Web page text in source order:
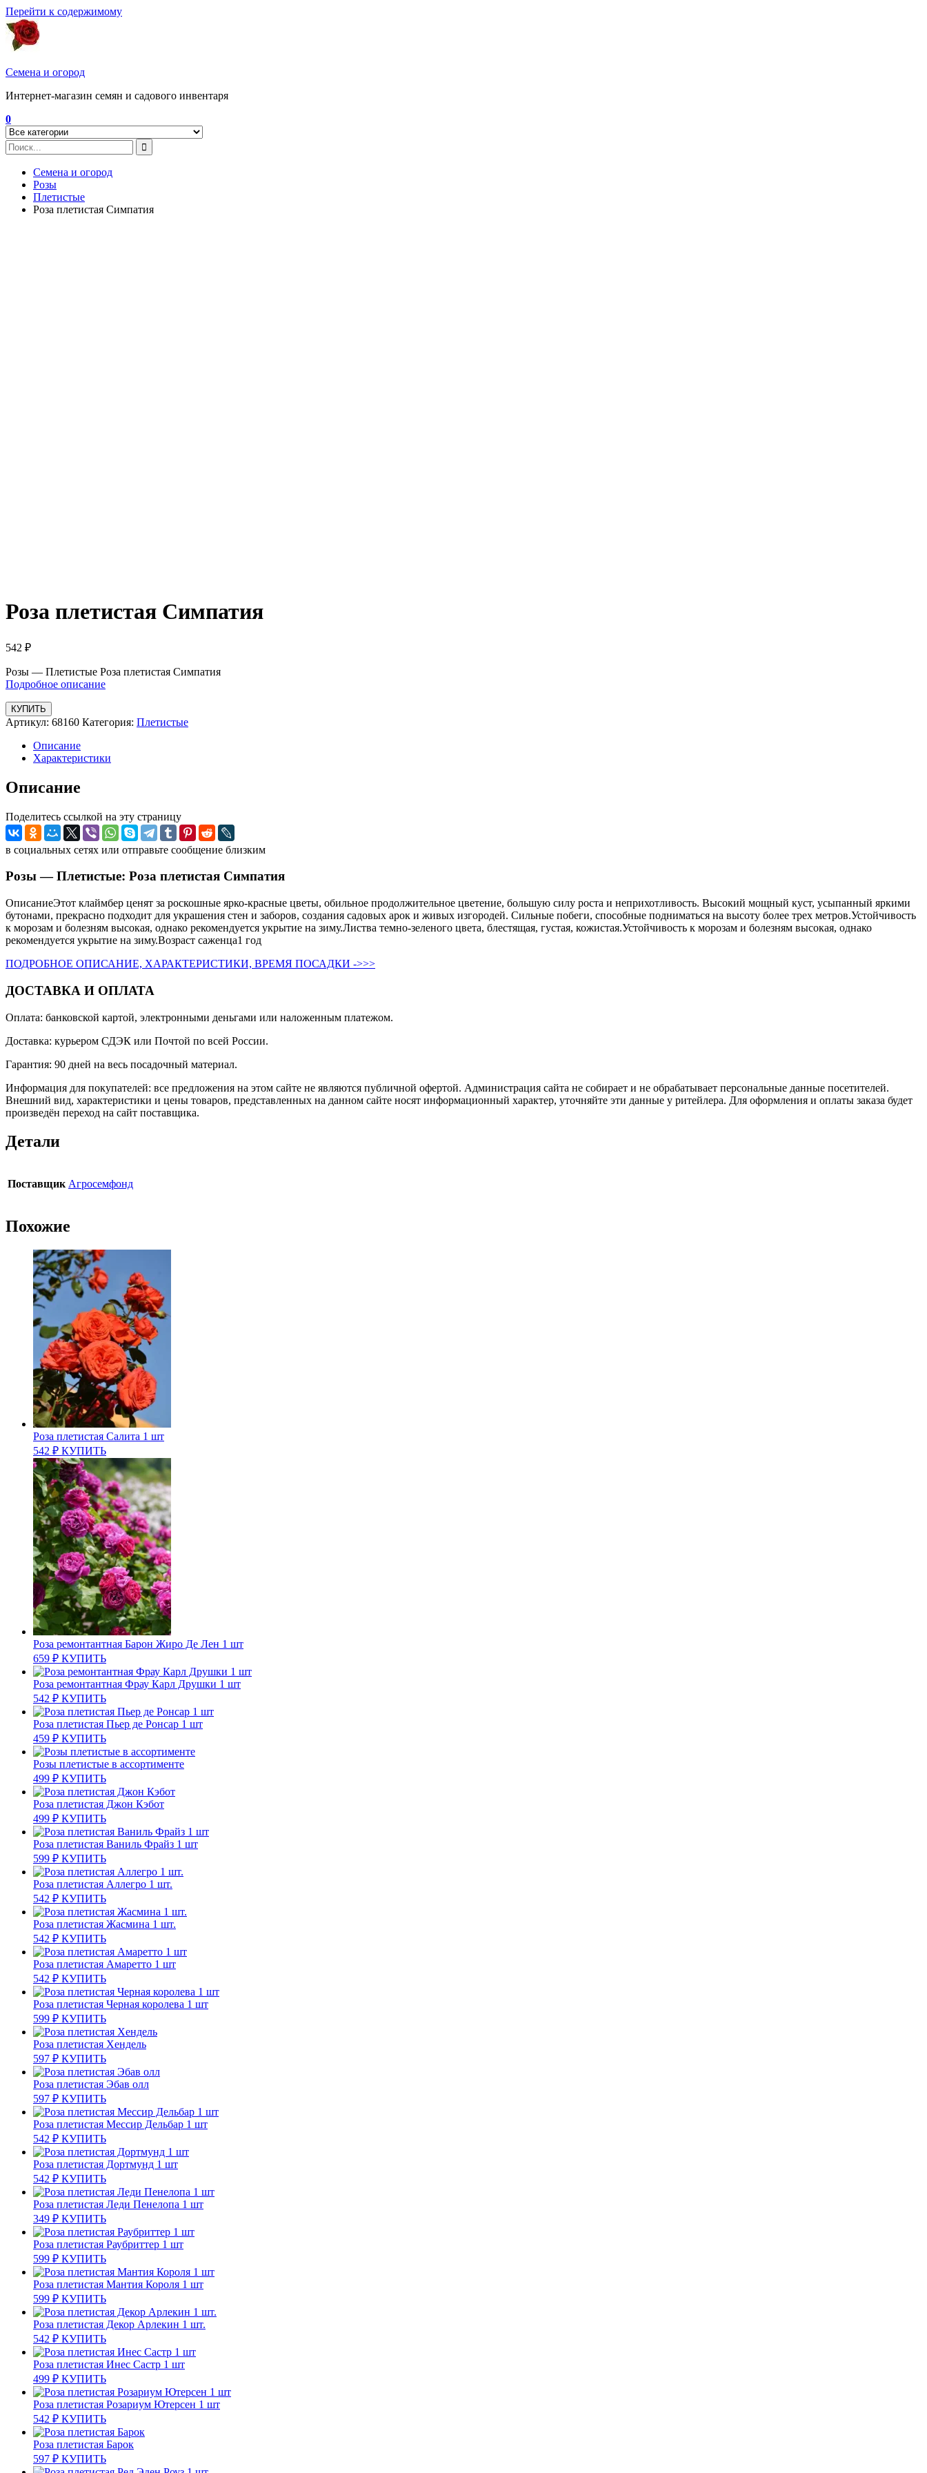
Перейти к содержимому
Семена и огород
Интернет-магазин семян и садового инвентаря
0
Семена и огород
Розы
Плетистые
Роза плетистая Симпатия
Роза плетистая Симпатия
542 ₽
Розы — Плетистые Роза плетистая Симпатия
Подробное описание
КУПИТЬ
Артикул: 68160 Категория: Плетистые
Описание
Характеристики
Описание
Поделитесь ссылкой на эту страницу
в социальных сетях или отправьте сообщение близким
Розы — Плетистые: Роза плетистая Симпатия
ОписаниеЭтот клаймбер ценят за роскошные ярко-красные цветы, обильное продолжительное цветение, большую силу роста и неприхотливость. Высокий мощный куст, усыпанный яркими
бутонами, прекрасно подходит для украшения стен и заборов, создания садовых арок и живых изгородей. Сильные побеги, способные подниматься на высоту более трех метров.Устойчивость
к морозам и болезням высокая, однако рекомендуется укрытие на зиму.Листва темно-зеленого цвета, блестящая, густая, кожистая.Устойчивость к морозам и болезням высокая, однако
рекомендуется укрытие на зиму.Возраст саженца1 год
ПОДРОБНОЕ ОПИСАНИЕ, ХАРАКТЕРИСТИКИ, ВРЕМЯ ПОСАДКИ ->>>
ДОСТАВКА И ОПЛАТА
Оплата: банковской картой, электронными деньгами или наложенным платежом.
Доставка: курьером СДЭК или Почтой по всей России.
Гарантия: 90 дней на весь посадочный материал.
Информация для покупателей: все предложения на этом сайте не являются публичной офертой. Администрация сайта не собирает и не обрабатывает персональные данные посетителей.
Внешний вид, характеристики и цены товаров, представленных на данном сайте носят информационный характер, уточняйте эти данные у ритейлера. Для оформления и оплаты заказа будет
произведён переход на сайт поставщика.
Детали
Поставщик Агросемфонд
Похожие
Роза плетистая Салита 1 шт
542 ₽ КУПИТЬ
Роза ремонтантная Барон Жиро Де Лен 1 шт
659 ₽ КУПИТЬ
Роза ремонтантная Фрау Карл Друшки 1 шт
542 ₽ КУПИТЬ
Роза плетистая Пьер де Ронсар 1 шт
459 ₽ КУПИТЬ
Розы плетистые в ассортименте
499 ₽ КУПИТЬ
Роза плетистая Джон Кэбот
499 ₽ КУПИТЬ
Роза плетистая Ваниль Фрайз 1 шт
599 ₽ КУПИТЬ
Роза плетистая Аллегро 1 шт.
542 ₽ КУПИТЬ
Роза плетистая Жасмина 1 шт.
542 ₽ КУПИТЬ
Роза плетистая Амаретто 1 шт
542 ₽ КУПИТЬ
Роза плетистая Черная королева 1 шт
599 ₽ КУПИТЬ
Роза плетистая Хендель
597 ₽ КУПИТЬ
Роза плетистая Эбав олл
597 ₽ КУПИТЬ
Роза плетистая Мессир Дельбар 1 шт
542 ₽ КУПИТЬ
Роза плетистая Дортмунд 1 шт
542 ₽ КУПИТЬ
Роза плетистая Леди Пенелопа 1 шт
349 ₽ КУПИТЬ
Роза плетистая Раубриттер 1 шт
599 ₽ КУПИТЬ
Роза плетистая Мантия Короля 1 шт
599 ₽ КУПИТЬ
Роза плетистая Декор Арлекин 1 шт.
542 ₽ КУПИТЬ
Роза плетистая Инес Састр 1 шт
499 ₽ КУПИТЬ
Роза плетистая Розариум Ютерсен 1 шт
542 ₽ КУПИТЬ
Роза плетистая Барок
597 ₽ КУПИТЬ